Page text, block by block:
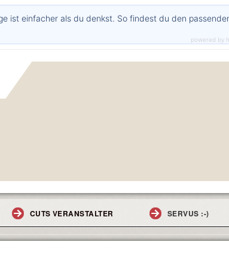
CUTS VERANSTALTER SERVUS :-)
ist einfacher als du denkst. So findest du den
powered by